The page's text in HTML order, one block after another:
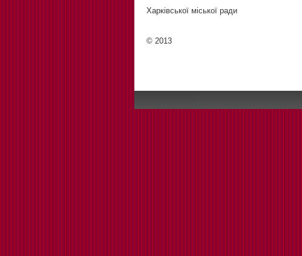
Харківської міської ради
© 2013